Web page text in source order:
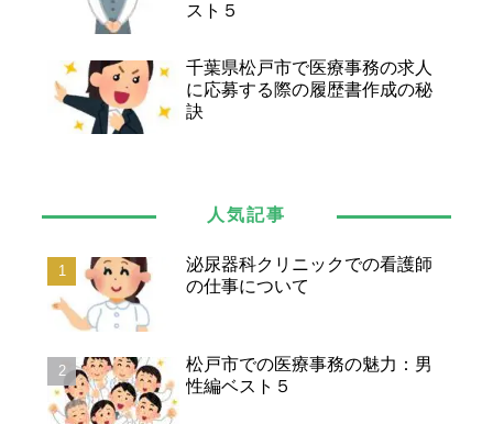
スト５
千葉県松戸市で医療事務の求人
に応募する際の履歴書作成の秘
訣
人気記事
泌尿器科クリニックでの看護師
の仕事について
松戸市での医療事務の魅力：男
性編ベスト５